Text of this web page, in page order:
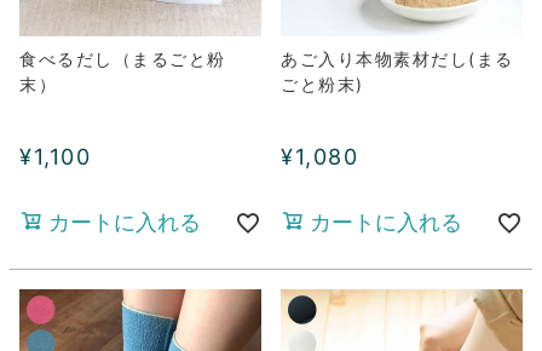
食べるだし（まるごと粉
末）
¥1,100
カートに入れる
あご入り本物素材だし(まる
ごと粉末)
¥1,080
カートに入れる